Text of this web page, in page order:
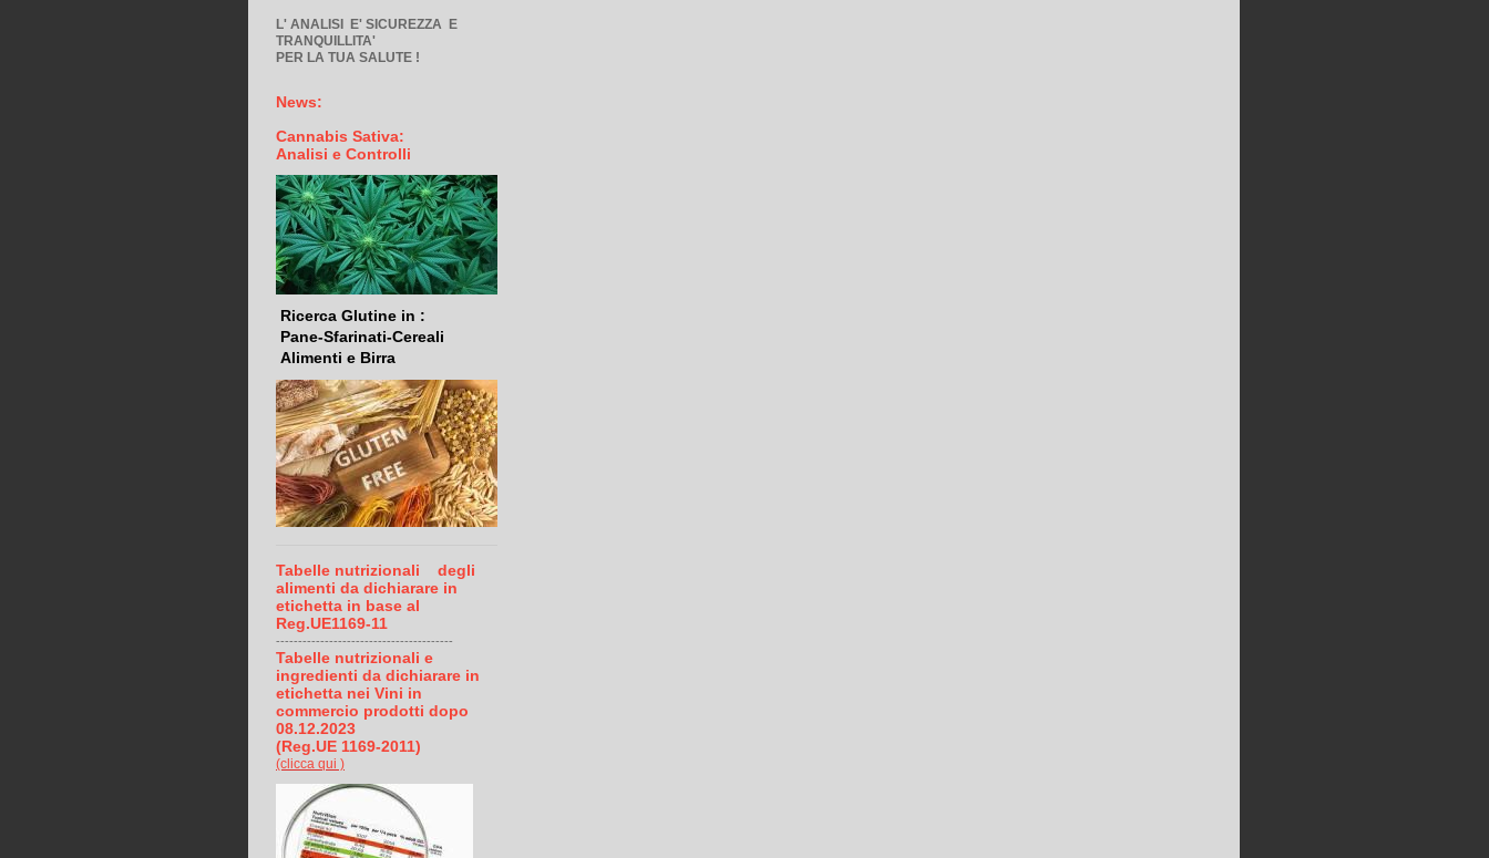
L' ANALISI E' SICUREZZA E
TRANQUILLITA'
PER LA TUA SALUTE !
News:
Cannabis Sativa:
Analisi e Controlli
Ricerca Glutine in :
Pane-Sfarinati-Cereali
Alimenti e Birra
Tabelle nutrizionali degli
alimenti da dichiarare in
etichetta in base al
Reg.UE1169-11
----------------------------------------
Tabelle nutrizionali e
ingredienti da dichiarare in
etichetta nei Vini in
commercio prodotti dopo
08.12.2023
(Reg.UE 1169-2011)
(clicca qui )